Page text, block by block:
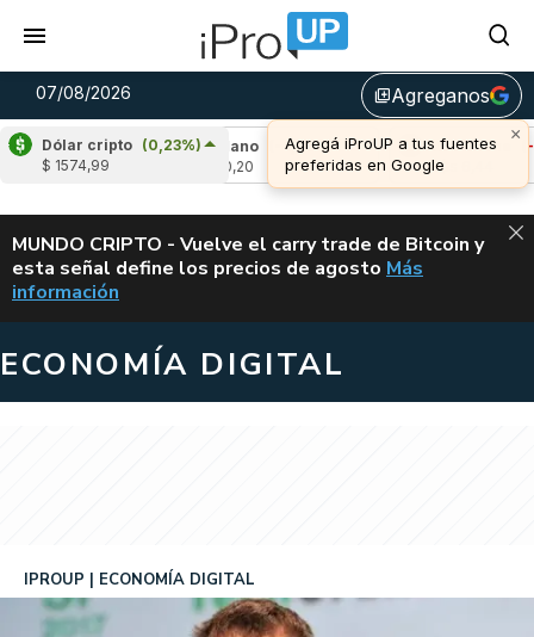
07/08/2026 library_addAgreganos
×
Agregá iProUP a tus fuentes
preferidas en Google
Dólar cripto (0,23%)
$ 1574,99
Cardano
(-4,53%)
Avalanche (-
u$s 6,44
ALERTA
MUNDO CRIPTO - Vuelve el carry trade de Bitcoin y
esta señal define los precios de agosto VUELVE EL
Más
información
ECONOMÍA DIGITAL
IPROUP ECONOMÍA DIGITAL